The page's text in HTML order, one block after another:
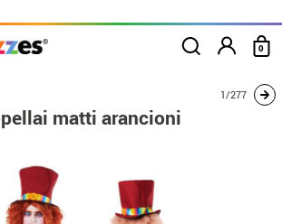
0
Alice nel Paese delle Meraviglie
1/277
matti arancioni